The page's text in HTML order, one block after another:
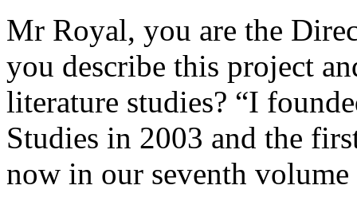
Mr Royal, you are the
you describe this project
literature studies? “I
Studies in 2003 and the
now in our seventh volume